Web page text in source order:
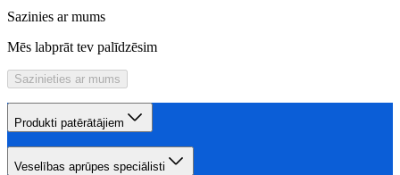
Sazinies ar mums
Mēs labprāt tev palīdzēsim
Sazinieties ar mums
Produkti patērātājiem
Veselības aprūpes speciālisti